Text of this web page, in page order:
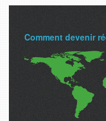
Comment devenir